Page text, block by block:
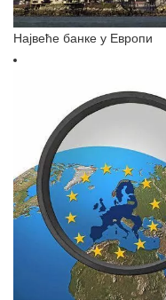
Највеће банке у Европи